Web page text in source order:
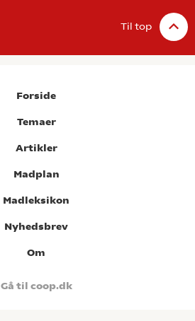
Til top
Forside
Temaer
Artikler
Madplan
Madleksikon
Nyhedsbrev
Om
Gå til coop.dk